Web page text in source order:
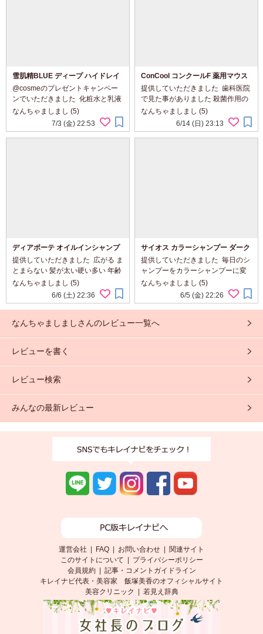
雪肌精BLUE ディープ ハイドレイ
ティング エッセンス リキッドⅡ ⁡
@cosmeのプレゼントキャンペー
ンでいただきました ⁡ 化粧水と乳液
が2層タイプでさらってしているの
にしっとりとした付け心地です ⁡ 肌
本来の自然治癒力や自己美肌力を
なんちゃましまし (5)
7/3 (金) 22:53
ConCool コンクールF 薬用マウス
ウォッシュ
提供していただきました ⁡ 歯科医院
で見た事がありました 殺菌作用の
ある洗口液です 歯みがきをした後
に使うタイプで殺菌作用があるの
でむし歯の発生や進行の予防、歯
なんちゃましまし (5)
6/14 (日) 23:13
ディアボーテ オイルインシャンプ
ー&コンディショナー リッチ&リペ
ア
提供していただきました ⁡ 広がる ま
とまらない 髪が太い硬い多い 年齢
や湿気による髪の歪みに ダメージ
補修と保湿で ・オーガニックヒマ
ワリオイル ・ヒマワリ種子エキス
なんちゃましまし (5)
6/6 (土) 22:36
サイオス カラーシャンプー ダーク
ブラウン
提供していただきました ⁡ 毎日のシ
ャンプーをカラーシャンプーに変
えて 気になる白髪が徐々に染まる
ようです ⁡ 普通に髪を充分にぬらし
てシャンプーをするだけ5分程放置
なんちゃましまし (5)
6/5 (金) 22:26
なんちゃましましさんのレビュー一覧へ
レビューを書く
レビュー検索
みんなの最新レビュー
運営会社 FAQ お問い合わせ
関連サイト
このサイトについて
プライバシーポリシー
会員規約| 記事・コメントガイドライン
キレイナビ代表・美容家 飯塚美香のオフィシャルサイト
美容クリニック
若見え辞典